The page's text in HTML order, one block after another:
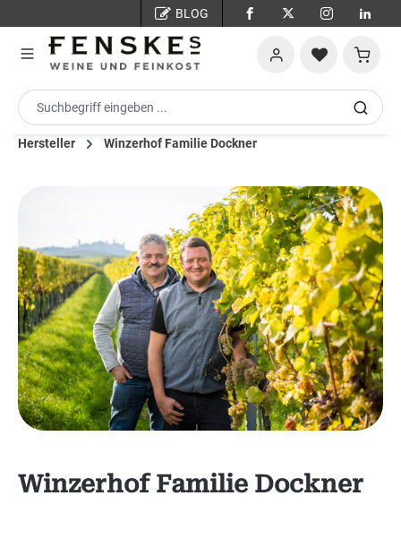
BLOG
Hersteller Winzerhof Familie Dockner
Winzerhof Familie Dockner